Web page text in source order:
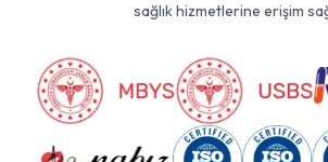
sağlık hizmetlerine erişim